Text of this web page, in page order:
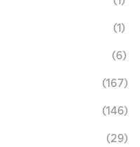
(1)
(6)
(167)
(146)
(29)